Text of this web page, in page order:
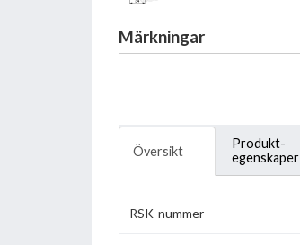
Märkningar
Översikt
Produkt-
egenskaper
RSK-nummer